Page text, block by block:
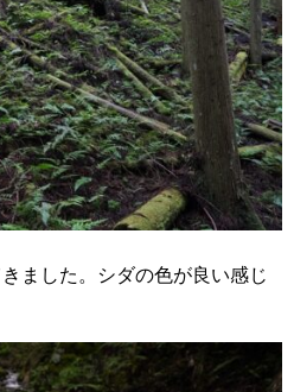
ました。シダの色が良い感じ